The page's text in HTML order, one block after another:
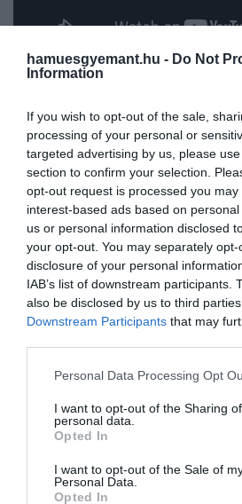
hamuesgyemant.hu - Do Not
Information
If you wish to opt-out of the sale,
processing of your personal or
targeted advertising by us, please
section to confirm your selection.
opt-out request is processed you may
interest-based ads based on
us or personal information disclosed
your opt-out. You may separately
disclosure of your personal
IAB’s list of downstream participants.
also be disclosed by us to third
Downstream Participants that may
Please note that this website/app
not limited to your visit or usage
grant or deny consent to Google and
use your data for below specified
consent section.
Personal Data Processing Opt
I want to opt-out of the Sharing
personal data.
Opted In
I want to opt-out of the Sale of
Personal Data.
Opted In
színfoltja volt a 2019-es filmes
McConaughey,Colin Farrell,
Hunnamis remekelt a
karaktereket láthatunk ugyan,
körmönfont és izgalmas lesz
szériában.
A történet középpontjában
után jelentős örökséget kap,
éppen törvényes
különös jellemeket felvonultató
A jel (március 7.)